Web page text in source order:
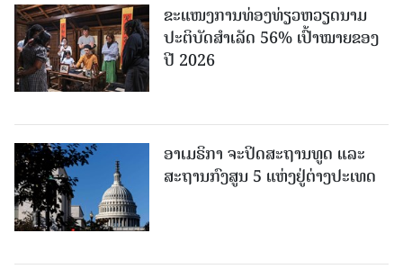
ຂະ​ແໜງ​ການ​ທ່ອງ​ທ່ຽວຫວຽດນາມ ​
ປະ​ຕິ​ບັດ​ສຳ​ເລັດ 56% ເປົ້າ​ໝາຍຂອງ
ປີ 2026
ອາເມຣິກາ ຈະປິດສະຖານທູດ ແ​ລະ
ສະຖານກົງສູນ 5 ແຫ່ງ​ຢູ່​ຕ່າງ​ປະ​ເທດ